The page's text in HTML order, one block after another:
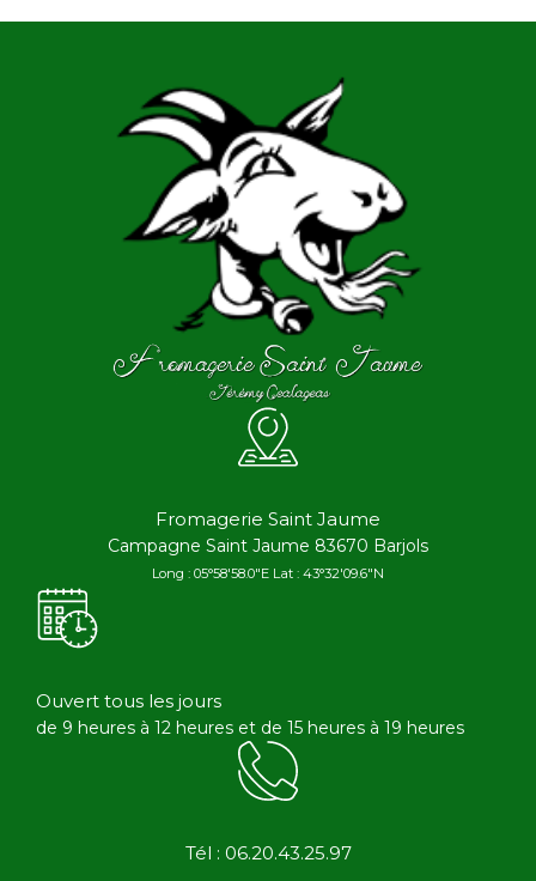
Fromagerie Saint Jaume
Campagne Saint Jaume 83670 Barjols
Long : 05°58'58.0"E Lat : 43°32'09.6"N
Ouvert tous les jours
de 9 heures à 12 heures et de 15 heures à 19 heures
Tél : 06.20.43.25.97